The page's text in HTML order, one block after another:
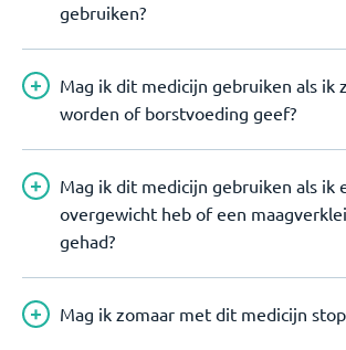
gebruiken?
Mag ik dit medicijn gebruiken als ik
worden of borstvoeding geef?
Mag ik dit medicijn gebruiken als ik
overgewicht heb of een
gehad?
Mag ik zomaar met dit medicijn